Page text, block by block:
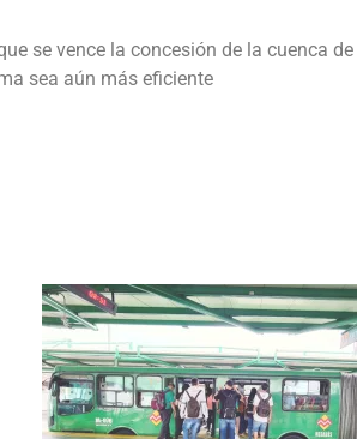
se vence la concesión de la cuenca
sea aún más eficiente